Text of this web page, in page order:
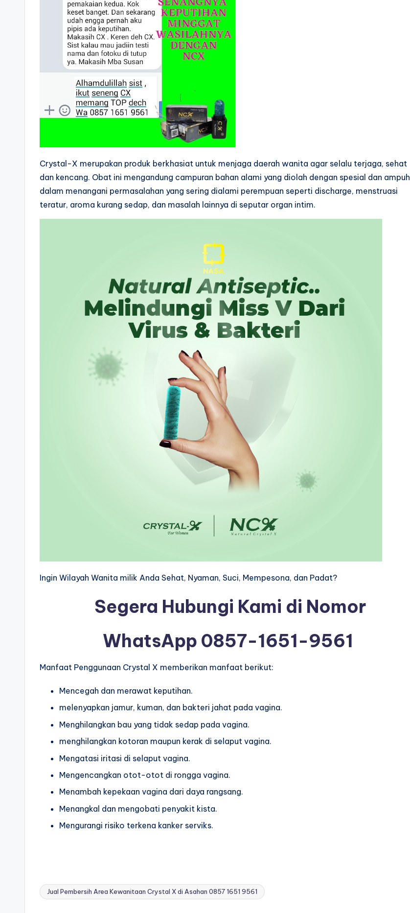
Crystal-X merupakan produk berkhasiat untuk menjaga daerah wanita agar selalu terjaga, sehat
dan kencang. Obat ini mengandung campuran bahan alami yang diolah dengan spesial dan ampuh
dalam menangani permasalahan yang sering dialami perempuan seperti discharge, menstruasi
teratur, aroma kurang sedap, dan masalah lainnya di seputar organ intim.
Ingin Wilayah Wanita milik Anda Sehat, Nyaman, Suci, Mempesona, dan Padat?
Segera Hubungi Kami di Nomor
WhatsApp 0857-1651-9561
Manfaat Penggunaan Crystal X memberikan manfaat berikut:
Mencegah dan merawat keputihan.
melenyapkan jamur, kuman, dan bakteri jahat pada vagina.
Menghilangkan bau yang tidak sedap pada vagina.
menghilangkan kotoran maupun kerak di selaput vagina.
Mengatasi iritasi di selaput vagina.
Mengencangkan otot-otot di rongga vagina.
Menambah kepekaan vagina dari daya rangsang.
Menangkal dan mengobati penyakit kista.
Mengurangi risiko terkena kanker serviks.
Tags:
Jual Pembersih Area Kewanitaan Crystal X di Asahan 0857 1651 9561